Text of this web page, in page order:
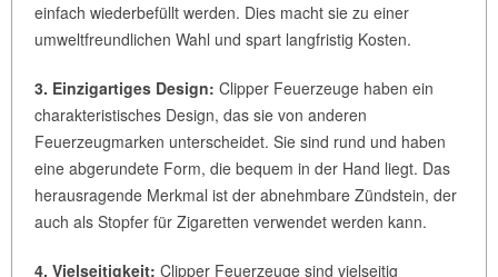
einfach wiederbefüllt werden. Dies macht sie zu einer
umweltfreundlichen Wahl und spart langfristig Kosten.
3. Einzigartiges Design: Clipper Feuerzeuge haben ein
charakteristisches Design, das sie von anderen
Feuerzeugmarken unterscheidet. Sie sind rund und haben
eine abgerundete Form, die bequem in der Hand liegt. Das
herausragende Merkmal ist der abnehmbare Zündstein, der
auch als Stopfer für Zigaretten verwendet werden kann.
4. Vielseitigkeit: Clipper Feuerzeuge sind vielseitig